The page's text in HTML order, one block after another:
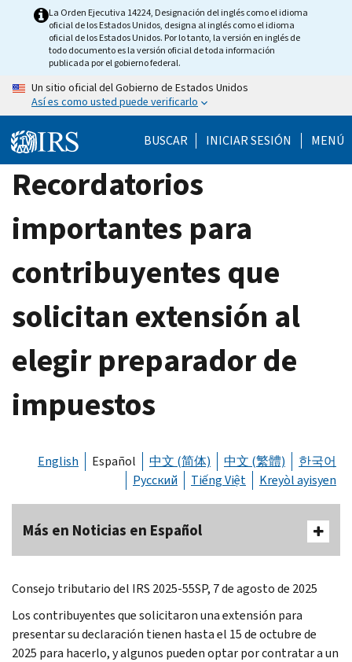
La Orden Ejecutiva 14224, Designación del inglés como el idioma
oficial de los Estados Unidos, designa al inglés como el idioma
oficial de los Estados Unidos. Por lo tanto, la versión en inglés de
todo documento es la versión oficial de toda información
publicada por el gobierno federal.
Un sitio oficial del Gobierno de Estados Unidos
Así es como usted puede verificarlo
BUSCAR INICIAR SESIÓN MENÚ
Recordatorios
importantes para
contribuyentes que
solicitan extensión al
elegir preparador de
impuestos
English Español 中文 (简体) 中文 (繁體)
한국어
Русский
Tiếng Việt Kreyòl ayisyen
Más en Noticias en Español
Consejo tributario del IRS 2025-55SP, 7 de agosto de 2025
Los contribuyentes que solicitaron una extensión para
presentar su declaración tienen hasta el 15 de octubre de
2025 para hacerlo, y algunos pueden optar por contratar a un